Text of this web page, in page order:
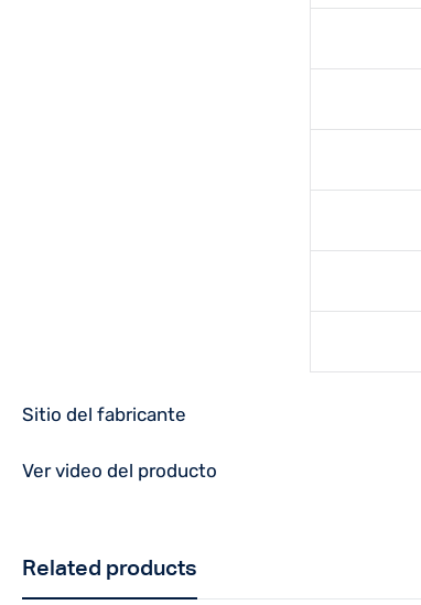
Sitio del fabricante
Ver video del producto
Related products